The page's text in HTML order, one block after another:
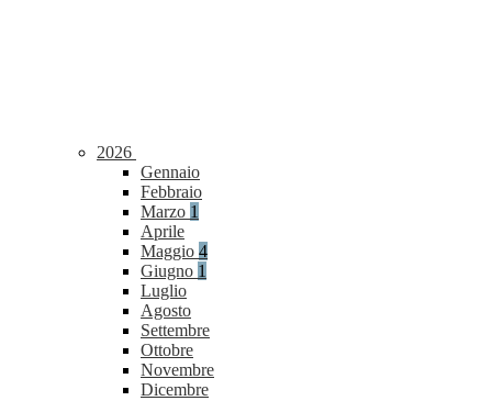
2026
Gennaio
Febbraio
Marzo 1
Aprile
Maggio 4
Giugno 1
Luglio
Agosto
Settembre
Ottobre
Novembre
Dicembre